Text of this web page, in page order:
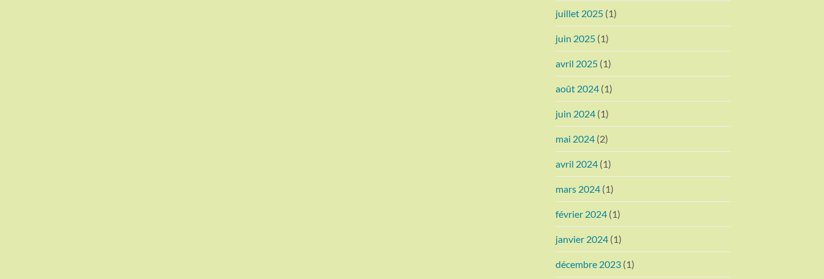
juillet 2025 (1)
juin 2025 (1)
avril 2025 (1)
août 2024 (1)
juin 2024 (1)
mai 2024 (2)
avril 2024 (1)
mars 2024 (1)
février 2024 (1)
janvier 2024 (1)
décembre 2023 (1)